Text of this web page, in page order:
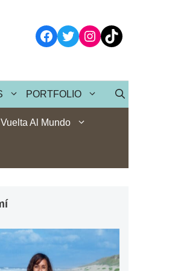
Facebook
TwitterInstagram
TikTok
PORTFOLIO
Al Mundo